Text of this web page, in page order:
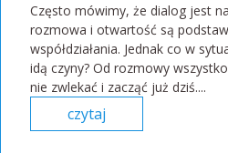
Często mówimy, że dialog jest
rozmowa i otwartość są
współdziałania. Jednak co w
idą czyny? Od rozmowy
nie zwlekać i zacząć już dziś....
czytaj